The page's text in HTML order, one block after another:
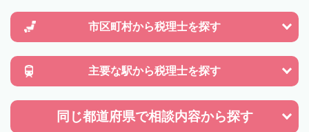
市区町村から税理士を探す
主要な駅から税理士を探す
同じ都道府県で相談内容から探す